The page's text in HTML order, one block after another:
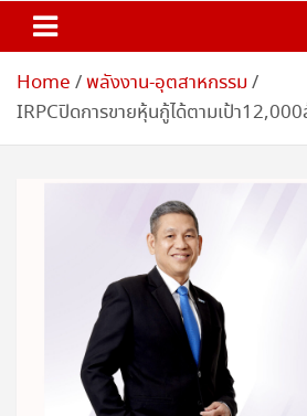
Home พลังงาน-อุตสาหกรรม
IRPCปิดการขายหุ้นกู้ได้ตามเป้า